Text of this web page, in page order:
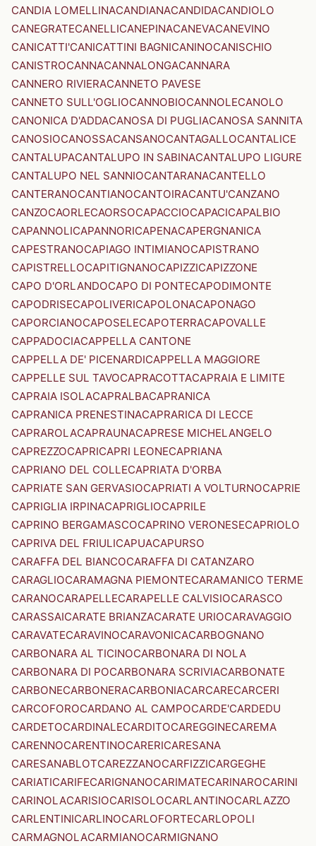
CANDIA LOMELLINACANDIANACANDIDACANDIOLO
CANEGRATECANELLICANEPINACANEVACANEVINO
CANICATTI'CANICATTINI BAGNICANINOCANISCHIO
CANISTROCANNACANNALONGACANNARA
CANNERO RIVIERACANNETO PAVESE
CANNETO SULL'OGLIOCANNOBIOCANNOLECANOLO
CANONICA D'ADDACANOSA DI PUGLIACANOSA SANNITA
CANOSIOCANOSSACANSANOCANTAGALLOCANTALICE
CANTALUPACANTALUPO IN SABINACANTALUPO LIGURE
CANTALUPO NEL SANNIOCANTARANACANTELLO
CANTERANOCANTIANOCANTOIRACANTU'CANZANO
CANZOCAORLECAORSOCAPACCIOCAPACICAPALBIO
CAPANNOLICAPANNORICAPENACAPERGNANICA
CAPESTRANOCAPIAGO INTIMIANOCAPISTRANO
CAPISTRELLOCAPITIGNANOCAPIZZICAPIZZONE
CAPO D'ORLANDOCAPO DI PONTECAPODIMONTE
CAPODRISECAPOLIVERICAPOLONACAPONAGO
CAPORCIANOCAPOSELECAPOTERRACAPOVALLE
CAPPADOCIACAPPELLA CANTONE
CAPPELLA DE' PICENARDICAPPELLA MAGGIORE
CAPPELLE SUL TAVOCAPRACOTTACAPRAIA E LIMITE
CAPRAIA ISOLACAPRALBACAPRANICA
CAPRANICA PRENESTINACAPRARICA DI LECCE
CAPRAROLACAPRAUNACAPRESE MICHELANGELO
CAPREZZOCAPRICAPRI LEONECAPRIANA
CAPRIANO DEL COLLECAPRIATA D'ORBA
CAPRIATE SAN GERVASIOCAPRIATI A VOLTURNOCAPRIE
CAPRIGLIA IRPINACAPRIGLIOCAPRILE
CAPRINO BERGAMASCOCAPRINO VERONESECAPRIOLO
CAPRIVA DEL FRIULICAPUACAPURSO
CARAFFA DEL BIANCOCARAFFA DI CATANZARO
CARAGLIOCARAMAGNA PIEMONTECARAMANICO TERME
CARANOCARAPELLECARAPELLE CALVISIOCARASCO
CARASSAICARATE BRIANZACARATE URIOCARAVAGGIO
CARAVATECARAVINOCARAVONICACARBOGNANO
CARBONARA AL TICINOCARBONARA DI NOLA
CARBONARA DI POCARBONARA SCRIVIACARBONATE
CARBONECARBONERACARBONIACARCARECARCERI
CARCOFOROCARDANO AL CAMPOCARDE'CARDEDU
CARDETOCARDINALECARDITOCAREGGINECAREMA
CARENNOCARENTINOCARERICARESANA
CARESANABLOTCAREZZANOCARFIZZICARGEGHE
CARIATICARIFECARIGNANOCARIMATECARINAROCARINI
CARINOLACARISIOCARISOLOCARLANTINOCARLAZZO
CARLENTINICARLINOCARLOFORTECARLOPOLI
CARMAGNOLACARMIANOCARMIGNANO